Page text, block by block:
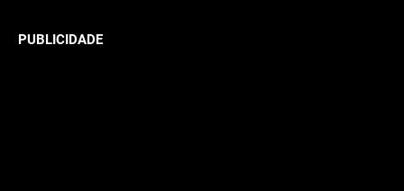
PUBLICIDADE